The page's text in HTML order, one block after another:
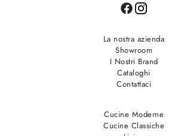
La nostra azienda
Showroom
I Nostri Brand
Cataloghi
Contattaci
Cucine Moderne
Cucine Classiche